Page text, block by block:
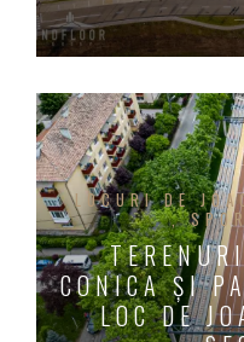
LOCURI DE
CONICA ȘI
LOC DE